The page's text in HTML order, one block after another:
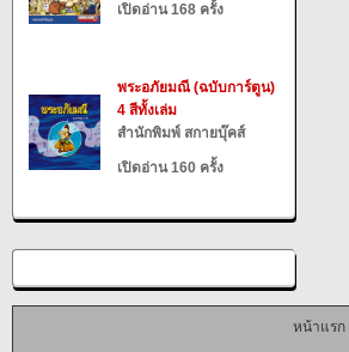
เปิดอ่าน 168 ครั้ง
พระอภัยมณี (ฉบับการ์ตูน)
4 สีทั้งเล่ม
สำนักพิมพ์ สกายบุ๊คส์
เปิดอ่าน 160 ครั้ง
หน้าแรก|